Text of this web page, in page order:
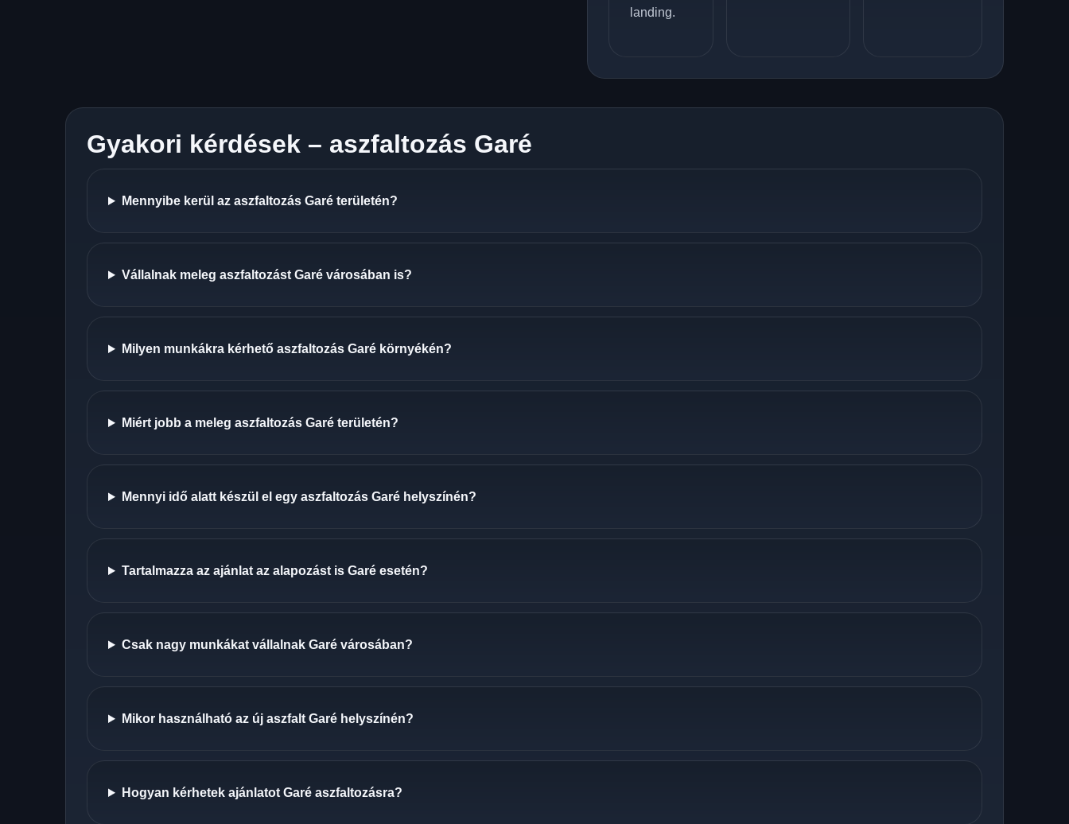
landing.
Gyakori kérdések – aszfaltozás Garé
Mennyibe kerül az aszfaltozás Garé területén?
Vállalnak meleg aszfaltozást Garé városában is?
Milyen munkákra kérhető aszfaltozás Garé környékén?
Miért jobb a meleg aszfaltozás Garé területén?
Mennyi idő alatt készül el egy aszfaltozás Garé helyszínén?
Tartalmazza az ajánlat az alapozást is Garé esetén?
Csak nagy munkákat vállalnak Garé városában?
Mikor használható az új aszfalt Garé helyszínén?
Hogyan kérhetek ajánlatot Garé aszfaltozásra?